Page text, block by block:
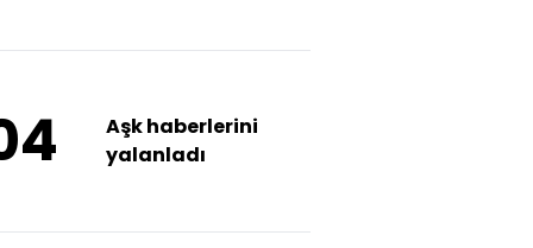
Aşk haberlerini
yalanladı